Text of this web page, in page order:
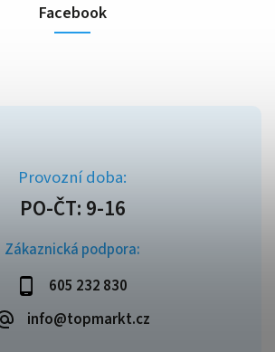
Zákaznická podpora:
605 232 830
info@topmarkt.cz
Facebook